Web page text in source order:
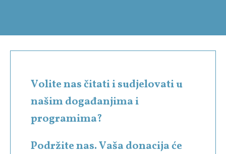
Volite nas čitati i sudjelovati u
našim događanjima i
programima?
Podržite nas. Vaša donacija će